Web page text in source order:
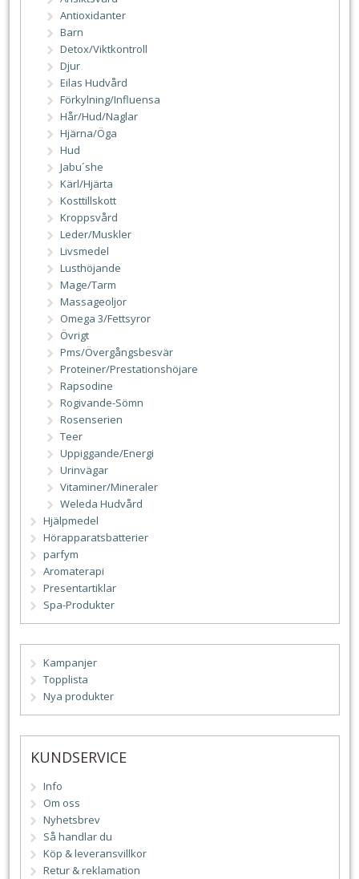
Antioxidanter
Barn
Detox/Viktkontroll
Djur
Eilas Hudvård
Förkylning/Influensa
Hår/Hud/Naglar
Hjärna/Öga
Hud
Jabu´she
Kärl/Hjärta
Kosttillskott
Kroppsvård
Leder/Muskler
Livsmedel
Lusthöjande
Mage/Tarm
Massageoljor
Omega 3/Fettsyror
Övrigt
Pms/Övergångsbesvär
Proteiner/Prestationshöjare
Rapsodine
Rogivande-Sömn
Rosenserien
Teer
Uppiggande/Energi
Urinvägar
Vitaminer/Mineraler
Weleda Hudvård
Hjälpmedel
Hörapparatsbatterier
parfym
Aromaterapi
Presentartiklar
Spa-Produkter
Kampanjer
Topplista
Nya produkter
KUNDSERVICE
Info
Om oss
Nyhetsbrev
Så handlar du
Köp & leveransvillkor
Retur & reklamation